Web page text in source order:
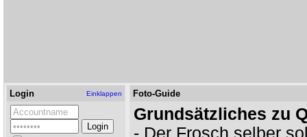
Login Einklappen Foto-Guide
Grundsätzliches zu
- Der Frosch selber